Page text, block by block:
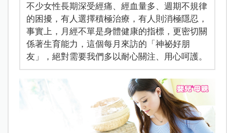
不少女性長期深受經痛、經血量多、週期不規律
的困擾，有人選擇積極治療，有人則消極隱忍，
事實上，月經不單是身體健康的指標，更密切關
係著生育能力，這個每月來訪的「神祕好朋
友」，絕對需要我們多以耐心關注、用心呵護。